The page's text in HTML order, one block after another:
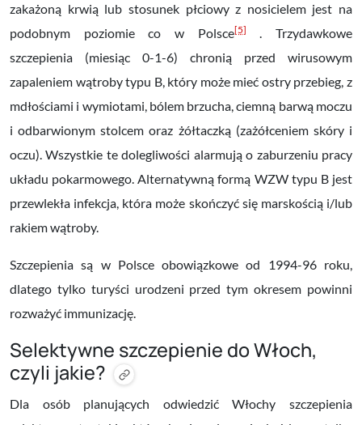
zakażoną krwią lub stosunek płciowy z nosicielemjest na
podobnym poziomie co w Polsce[5]
. Trzydawkowe
szczepienia (miesiąc 0-1-6) chronią przed wirusowym
zapaleniem wątroby typu B, który może mieć ostry przebieg, z
mdłościami i wymiotami, bólem brzucha, ciemną barwą moczu
i odbarwionym stolcem oraz żółtaczką (zażółceniem skóry i
oczu). Wszystkie te dolegliwości alarmują o zaburzeniu pracy
układu pokarmowego. Alternatywną formą WZW typu B jest
przewlekła infekcja, która może skończyć się marskością i/lub
rakiem wątroby.
Szczepienia są w Polsce obowiązkowe od 1994-96 roku,
dlatego tylko turyści urodzeni przed tym okresem powinni
rozważyć immunizację.
Selektywne szczepienie do Włoch,
czyli jakie?
Dla osób planujących odwiedzić Włochy szczepienia